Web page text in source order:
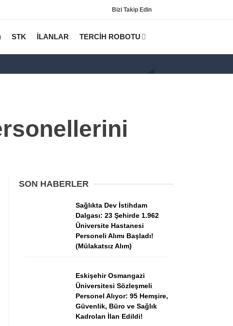
Tercih Robotu (Ön Lisans)
Tercih Robotu (Lise)
Bizi Takip Edin
STK İLANLAR TERCİH ROBOTU
SON HABERLER
Sağlıkta Dev İstihdam
Dalgası: 23 Şehirde 1.962
Üniversite Hastanesi
Personeli Alımı Başladı!
(Mülakatsız Alım)
Eskişehir Osmangazi
Üniversitesi Sözleşmeli
Personel Alıyor: 95 Hemşire,
Güvenlik, Büro ve Sağlık
Kadroları İlan Edildi!